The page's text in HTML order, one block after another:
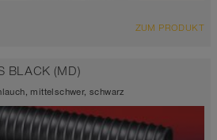
+ Druckschlauch,
ZUM PRODUKT
BLACK (MD)
mittelschwer, schwarz